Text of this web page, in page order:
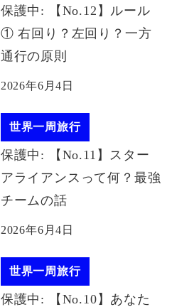
保護中: 【No.12】ルール
① 右回り？左回り？一方
通行の原則
2026年6月4日
世界一周旅行
保護中: 【No.11】スター
アライアンスって何？最強
チームの話
2026年6月4日
世界一周旅行
保護中: 【No.10】あなた